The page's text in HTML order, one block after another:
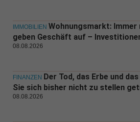
IMMOBILIEN Wohnungsmarkt:
geben Geschäft auf –
08.08.2026
FINANZEN Der Tod, das Erbe und
Sie sich bisher nicht zu stellen
08.08.2026